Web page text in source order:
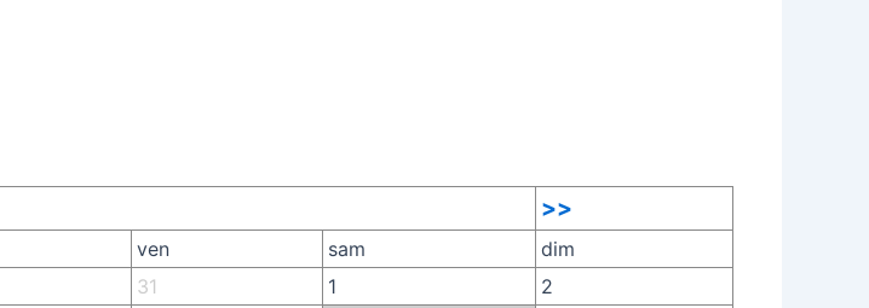
>>
ven sam
dim
31 1
2